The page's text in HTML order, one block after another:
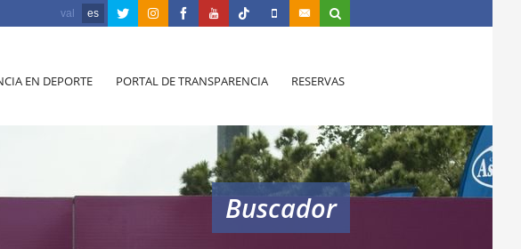
val es
EN DEPORTE PORTAL DE TRANSPARENCIA RESERVAS
Buscador